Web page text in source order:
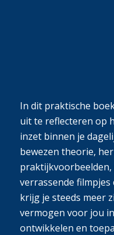
In dit praktische
uit te reflecteren op
inzet binnen je
bewezen theorie,
verrassende
krijg je steeds meer
vermogen voor jou
ontwikkelen en